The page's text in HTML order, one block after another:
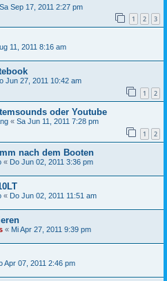
Sa Sep 17, 2011 2:27 pm
1 2 3
11, 2011 8:16 am
Jun 27, 2011 10:42 am
1 2
oder Youtube
« Sa Jun 11, 2011 7:28 pm
1 2
nach dem Booten
« Do Jun 02, 2011 3:36 pm
« Do Jun 02, 2011 11:51 am
« Mi Apr 27, 2011 9:39 pm
Apr 07, 2011 2:46 pm